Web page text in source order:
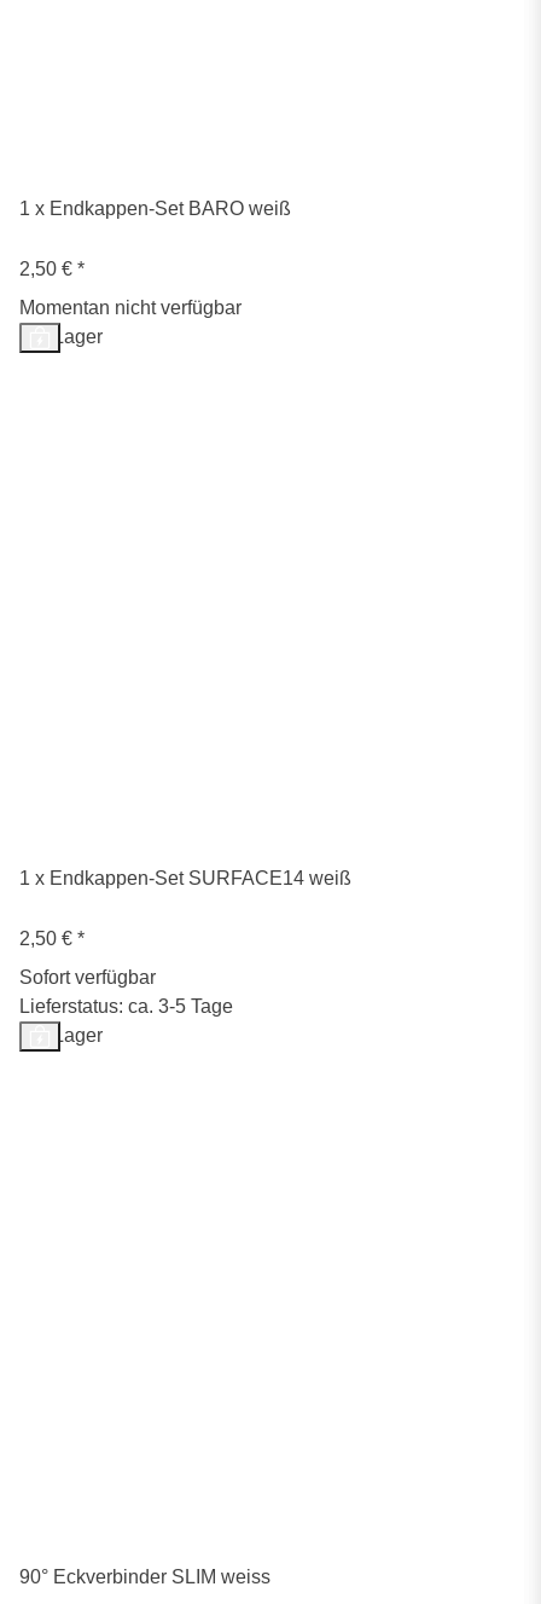
1 x Endkappen-Set BARO weiß
2,50 € *
Momentan nicht verfügbar
Auf Lager
1 x Endkappen-Set SURFACE14 weiß
2,50 € *
Sofort verfügbar
Lieferstatus: ca. 3-5 Tage
Auf Lager
90° Eckverbinder SLIM weiss